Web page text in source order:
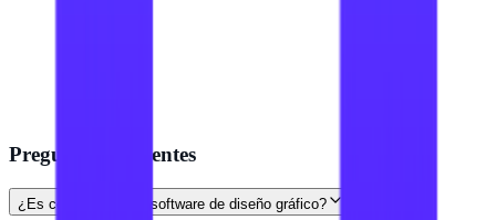
Preguntas frecuentes
¿Es compatible con software de diseño gráfico?